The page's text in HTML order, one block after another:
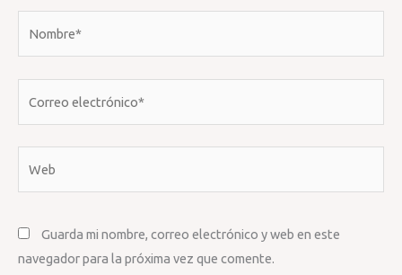
Guarda mi nombre, correo electrónico y web en este
navegador para la próxima vez que comente.